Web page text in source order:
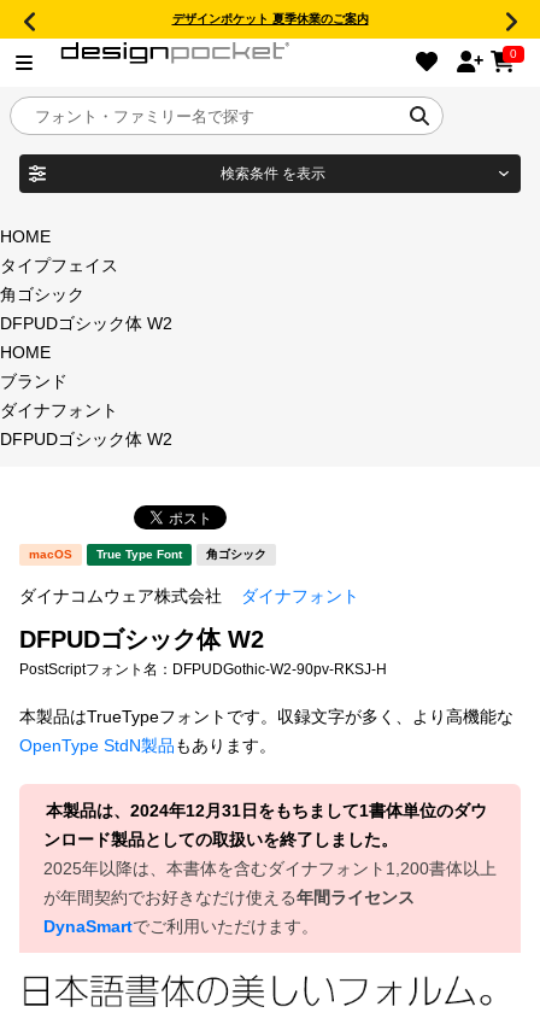
デザインポケット 夏季休業のご案内
0
目的別フォントガイド
特集
年間ライセンス商品
新着一覧
マイページ
お気に入り
ご利用ガイド
よくあるご質問
お問い合わせ
検索条件 を表示
商品名
フォント形式
タイプフェイス
明朝体
宋朝体 清朝体
教科書体 行書体
草書体
江戸文字 デザイン毛筆
すべてを表示
太さ・ウェイト
HOME
タイプフェイス
角ゴシック
DFPUDゴシック体 W2
HOME
ブランド
ダイナフォント
DFPUDゴシック体 W2
macOS True Type Font 角ゴシック
ダイナコムウェア株式会社 ダイナフォント
DFPUDゴシック体 W2
PostScriptフォント名： DFPUDGothic-W2-90pv-RKSJ-H
本製品はTrueTypeフォントです。収録文字が多く、より高機能な
OpenType StdN製品もあります。
本製品は、2024年12月31日をもちまして1書体単位のダウ
ンロード製品としての取扱いを終了しました。
2025年以降は、本書体を含むダイナフォント1,200書体以上
が年間契約でお好きなだけ使える年間ライセンス
DynaSmartでご利用いただけます。